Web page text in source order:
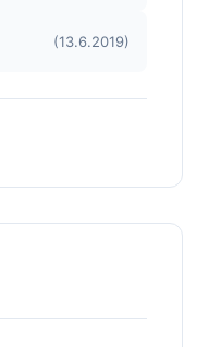
(13.6.2019)